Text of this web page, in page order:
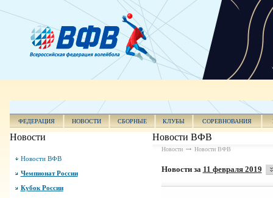
ФЕДЕРАЦИЯ НОВОСТИ СБОРНЫЕ КЛУБЫ СОРЕВНОВАНИЯ
Новости
Новости ВФВ
Чемпионат России
Кубок России
Новости ВФВ
Новости Новости ВФВ
Новости за 11 февраля 2019